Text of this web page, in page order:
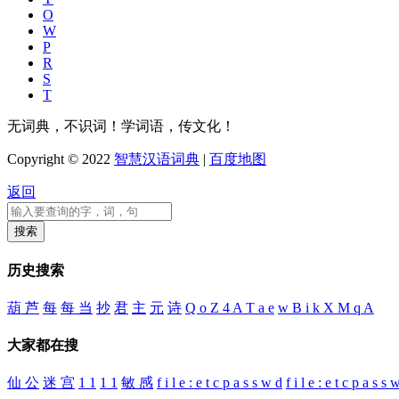
O
W
P
R
S
T
无词典，不识词！学词语，传文化！
Copyright © 2022 智慧汉语词典 | 百度地图
返回
历史搜索
葫 芦 每 每 当 抄 君 主 元 诗 Q o Z 4 A T a e w B i k X M q A
大家都在搜
仙 公 迷 宫 1 1 1 1 敏 感 f i l e : e t c p a s s w d f i l e : e t c p a s s